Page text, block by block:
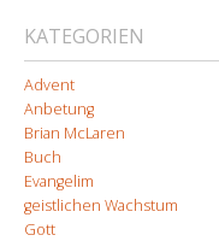
KATEGORIEN
Advent
Anbetung
Brian McLaren
Buch
Evangelim
geistlichen Wachstum
Gott